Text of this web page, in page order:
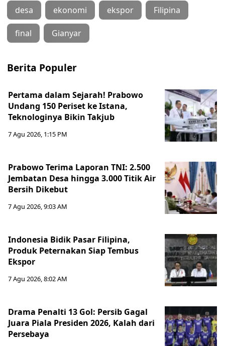
desa ekonomi ekspor Filipina
final Gianyar
Berita Populer
Pertama dalam Sejarah! Prabowo
Undang 150 Periset ke Istana,
Teknologinya Bikin Takjub
7 Agu 2026, 1:15 PM
Prabowo Terima Laporan TNI: 2.500
Jembatan Desa hingga 3.000 Titik Air
Bersih Dikebut
7 Agu 2026, 9:03 AM
Indonesia Bidik Pasar Filipina,
Produk Peternakan Siap Tembus
Ekspor
7 Agu 2026, 8:02 AM
Drama Penalti 13 Gol: Persib Gagal
Juara Piala Presiden 2026, Kalah dari
Persebaya